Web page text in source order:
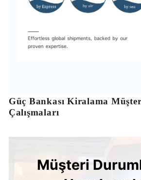
Güç Bankası Kiralama
Çalışmaları
Müşteri